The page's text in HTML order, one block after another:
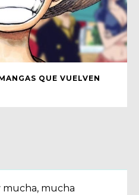
QUE VUELVEN
mucha, mucha